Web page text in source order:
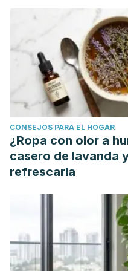
throughout the life of the
10.1111/ics.12285
Lee Y, Kim YD, Hyun HJ,
damage from heat and
Dermatol.
Rasane P, Jha A, Sabikhi
Nutritional advantages
processing as value
Technol
.
1
Darwish SA.
remedies used for
methods of preparation
Complement Altern Med
5. doi:10.1186/s12906-017-
CONSEJOS PARA EL HOGAR
¿Ropa con olor a
casero de lavanda
refrescarla